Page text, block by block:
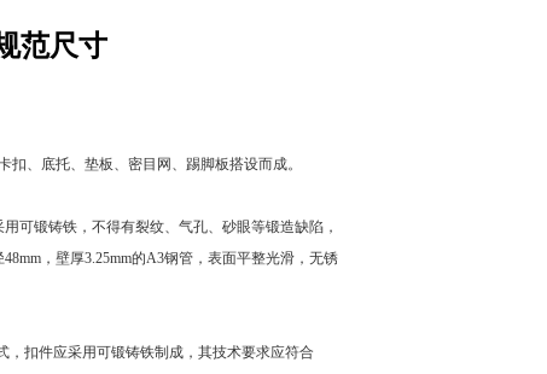
范尺寸
、底托、垫板、密目网、踢脚板搭设而成。
锻铸铁，不得有裂纹、气孔、砂眼等锻造缺陷，
，壁厚3.25mm的A3钢管，表面平整光滑，无锈
扣件应采用可锻铸铁制成，其技术要求应符合